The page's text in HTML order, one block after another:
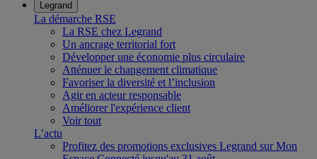
Legrand
La démarche RSE
La RSE chez Legrand
Un ancrage territorial fort
Développer une économie plus circulaire
Atténuer le changement climatique
Favoriser la diversité et l’inclusion
Agir en acteur responsable
Améliorer l'expérience client
Voir tout
L’actu
Profitez des promotions exclusives Legrand sur Mon